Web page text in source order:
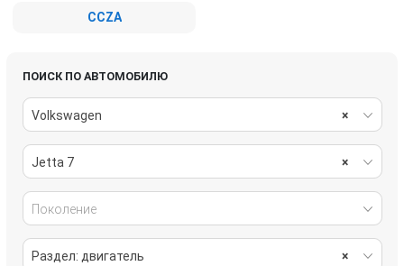
CCZA
ПОИСК ПО АВТОМОБИЛЮ
×
Volkswagen
×
Jetta 7
Поколение
×
Раздел: двигатель